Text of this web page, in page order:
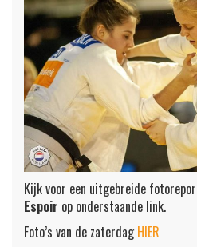
Kijk voor een uitgebreide
Espoir op onderstaande link.
Foto’s van de zaterdagHIER